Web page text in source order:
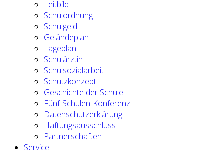
Leitbild
Schulordnung
Schulgeld
Geländeplan
Lageplan
Schulärztin
Schulsozialarbeit
Schutzkonzept
Geschichte der Schule
Fünf-Schulen-Konferenz
Datenschutzerklärung
Haftungsausschluss
Partnerschaften
Service